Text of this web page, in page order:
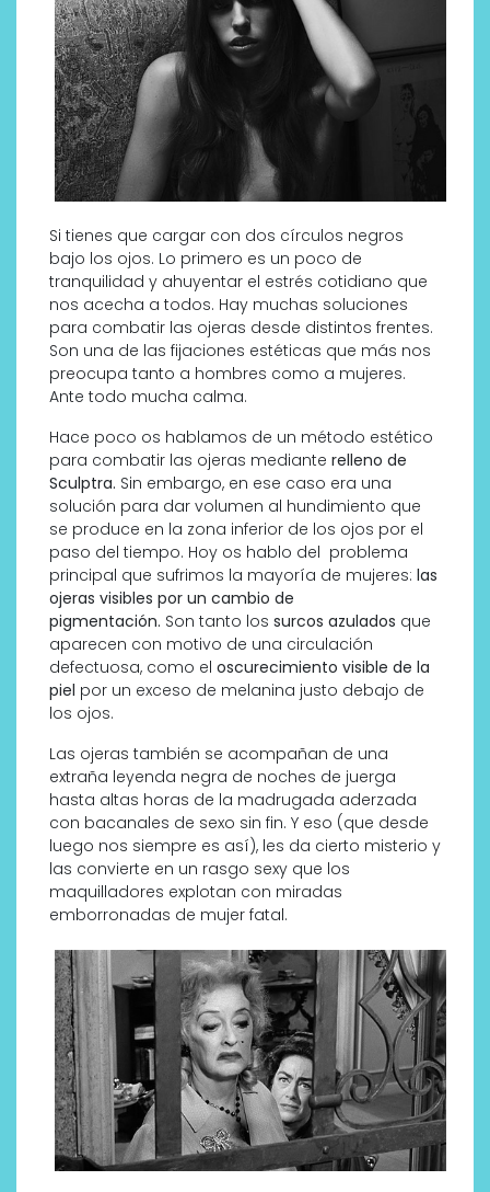
Si tienes que cargar con dos círculos negros
bajo los ojos. Lo primero es un poco de
tranquilidad y ahuyentar el estrés cotidiano que
nos acecha a todos. Hay muchas soluciones
para combatir las ojeras desde distintos frentes.
Son una de las fijaciones estéticas que más nos
preocupa tanto a hombres como a mujeres.
Ante todo mucha calma.
Hace poco os hablamos de un método estético
para combatir las ojeras mediante relleno de
Sculptra. Sin embargo, en ese caso era una
solución para dar volumen al hundimiento que
se produce en la zona inferior de los ojos por el
paso del tiempo. Hoy os hablo del problema
principal que sufrimos la mayoría de mujeres: las
ojeras visibles por un cambio de
pigmentación. Son tanto los surcos azulados que
aparecen con motivo de una circulación
defectuosa, como el oscurecimiento visible de la
piel por un exceso de melanina justo debajo de
los ojos.
Las ojeras también se acompañan de una
extraña leyenda negra de noches de juerga
hasta altas horas de la madrugada aderzada
con bacanales de sexo sin fin. Y eso (que desde
luego nos siempre es así), les da cierto misterio y
las convierte en un rasgo sexy que los
maquilladores explotan con miradas
emborronadas de mujer fatal.